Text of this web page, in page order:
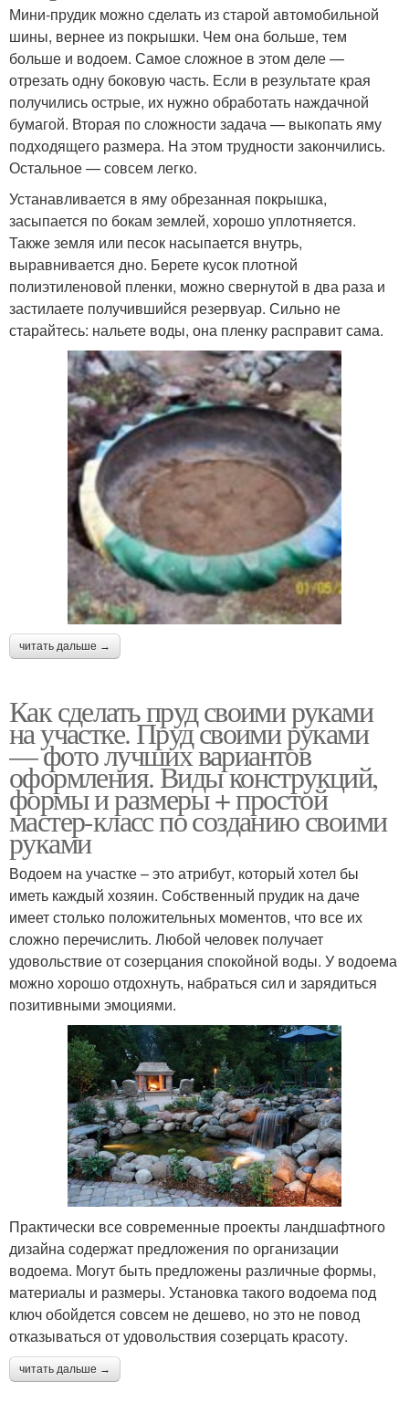
Мини-прудик можно сделать из старой автомобильной
шины, вернее из покрышки. Чем она больше, тем
больше и водоем. Самое сложное в этом деле —
отрезать одну боковую часть. Если в результате края
получились острые, их нужно обработать наждачной
бумагой. Вторая по сложности задача — выкопать яму
подходящего размера. На этом трудности закончились.
Остальное — совсем легко.
Устанавливается в яму обрезанная покрышка,
засыпается по бокам землей, хорошо уплотняется.
Также земля или песок насыпается внутрь,
выравнивается дно. Берете кусок плотной
полиэтиленовой пленки, можно свернутой в два раза и
застилаете получившийся резервуар. Сильно не
старайтесь: нальете воды, она пленку расправит сама.
читать дальше →
Как сделать пруд своими руками
на участке. Пруд своими руками
— фото лучших вариантов
оформления. Виды конструкций,
формы и размеры + простой
мастер-класс по созданию своими
руками
Водоем на участке – это атрибут, который хотел бы
иметь каждый хозяин. Собственный прудик на даче
имеет столько положительных моментов, что все их
сложно перечислить. Любой человек получает
удовольствие от созерцания спокойной воды. У водоема
можно хорошо отдохнуть, набраться сил и зарядиться
позитивными эмоциями.
Практически все современные проекты ландшафтного
дизайна содержат предложения по организации
водоема. Могут быть предложены различные формы,
материалы и размеры. Установка такого водоема под
ключ обойдется совсем не дешево, но это не повод
отказываться от удовольствия созерцать красоту.
читать дальше →